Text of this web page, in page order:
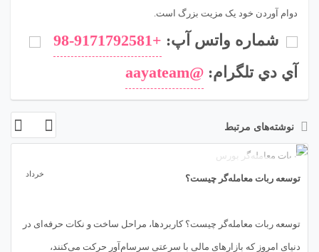
دوام آوردن خود یک مزیت بزرگ است.
شماره واتس آپ: +98-9171792581
آي دي تلگرام: @aayateam
نوشته‌های مرتبط
توسعه ربات معامله‌گر چیست؟
توسعه ربات معامله‌گر چیست؟ کاربردها، مراحل ساخت و نکات حرفه‌ای در
دنیای امروز که بازارهای مالی با سرعتی سرسام‌آور حرکت می‌کنند،
خرداد